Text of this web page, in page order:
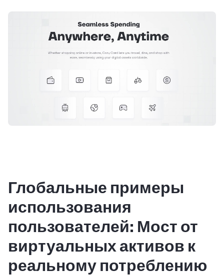
Глобальные примеры
использования
пользователей: Мост от
виртуальных активов к
реальному потреблению